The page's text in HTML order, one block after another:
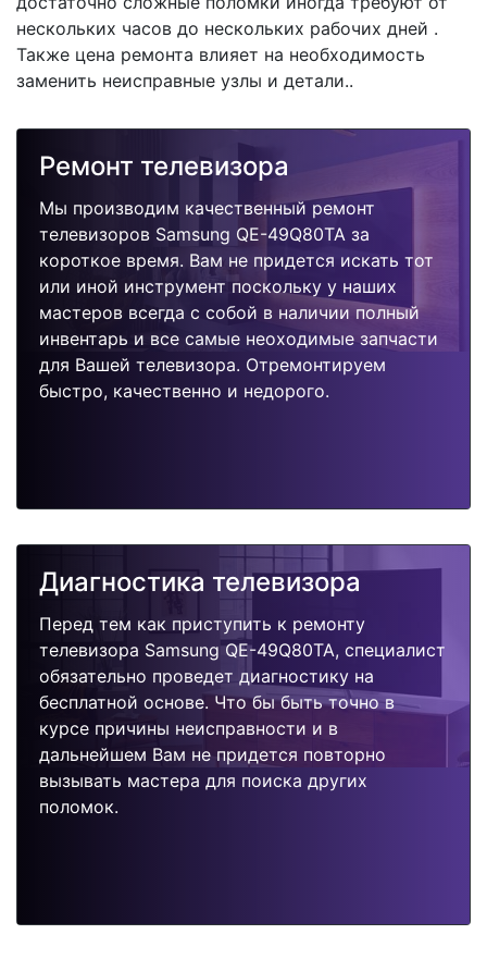
нескольких часов до нескольких рабочих дней .
Также цена ремонта влияет на необходимость
заменить неисправные узлы и детали..
Ремонт телевизора
Мы производим качественный ремонт
телевизоров Samsung QE-49Q80TA за
короткое время. Вам не придется искать тот
или иной инструмент поскольку у наших
мастеров всегда с собой в наличии полный
инвентарь и все самые неоходимые запчасти
для Вашей телевизора. Отремонтируем
быстро, качественно и недорого.
Диагностика телевизора
Перед тем как приступить к ремонту
телевизора Samsung QE-49Q80TA, специалист
обязательно проведет диагностику на
бесплатной основе. Что бы быть точно в
курсе причины неисправности и в
дальнейшем Вам не придется повторно
вызывать мастера для поиска других
поломок.